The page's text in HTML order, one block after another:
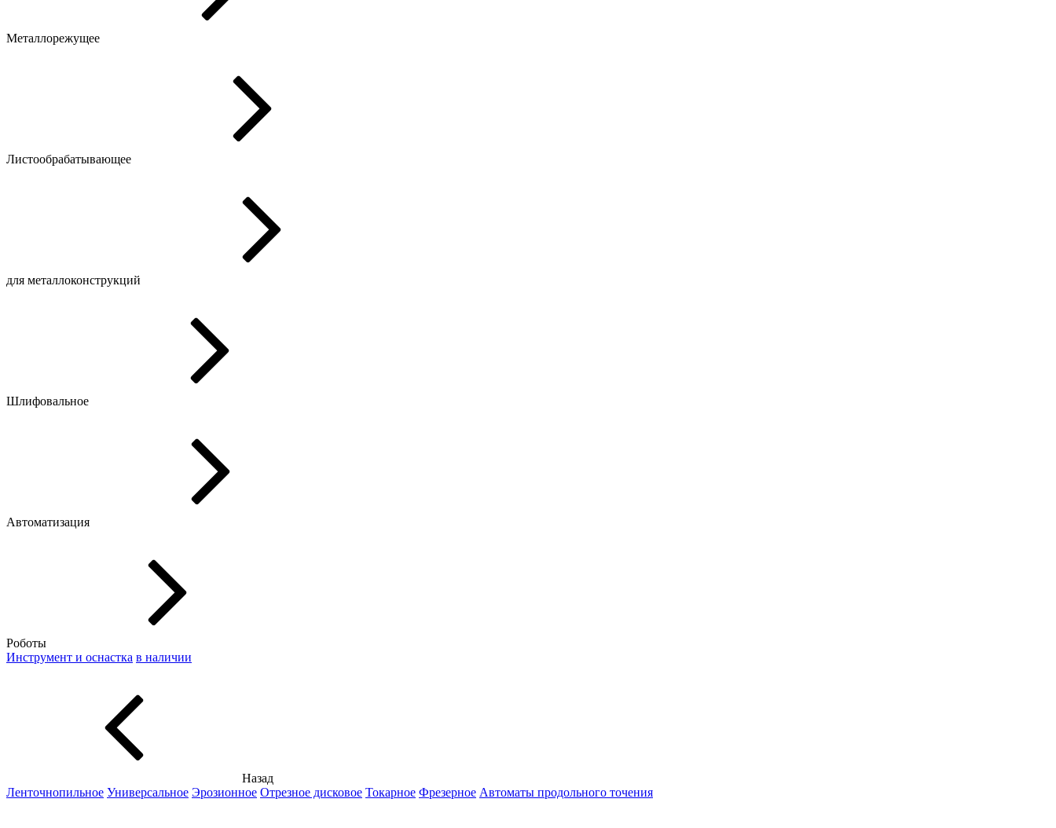
Металлорежущее
Листообрабатывающее
для металлоконструкций
Шлифовальное
Автоматизация
Роботы
Инструмент и оснастка в наличии
Назад
Ленточнопильное Универсальное Эрозионное Отрезное дисковое Токарное Фрезерное Автоматы продольного точения